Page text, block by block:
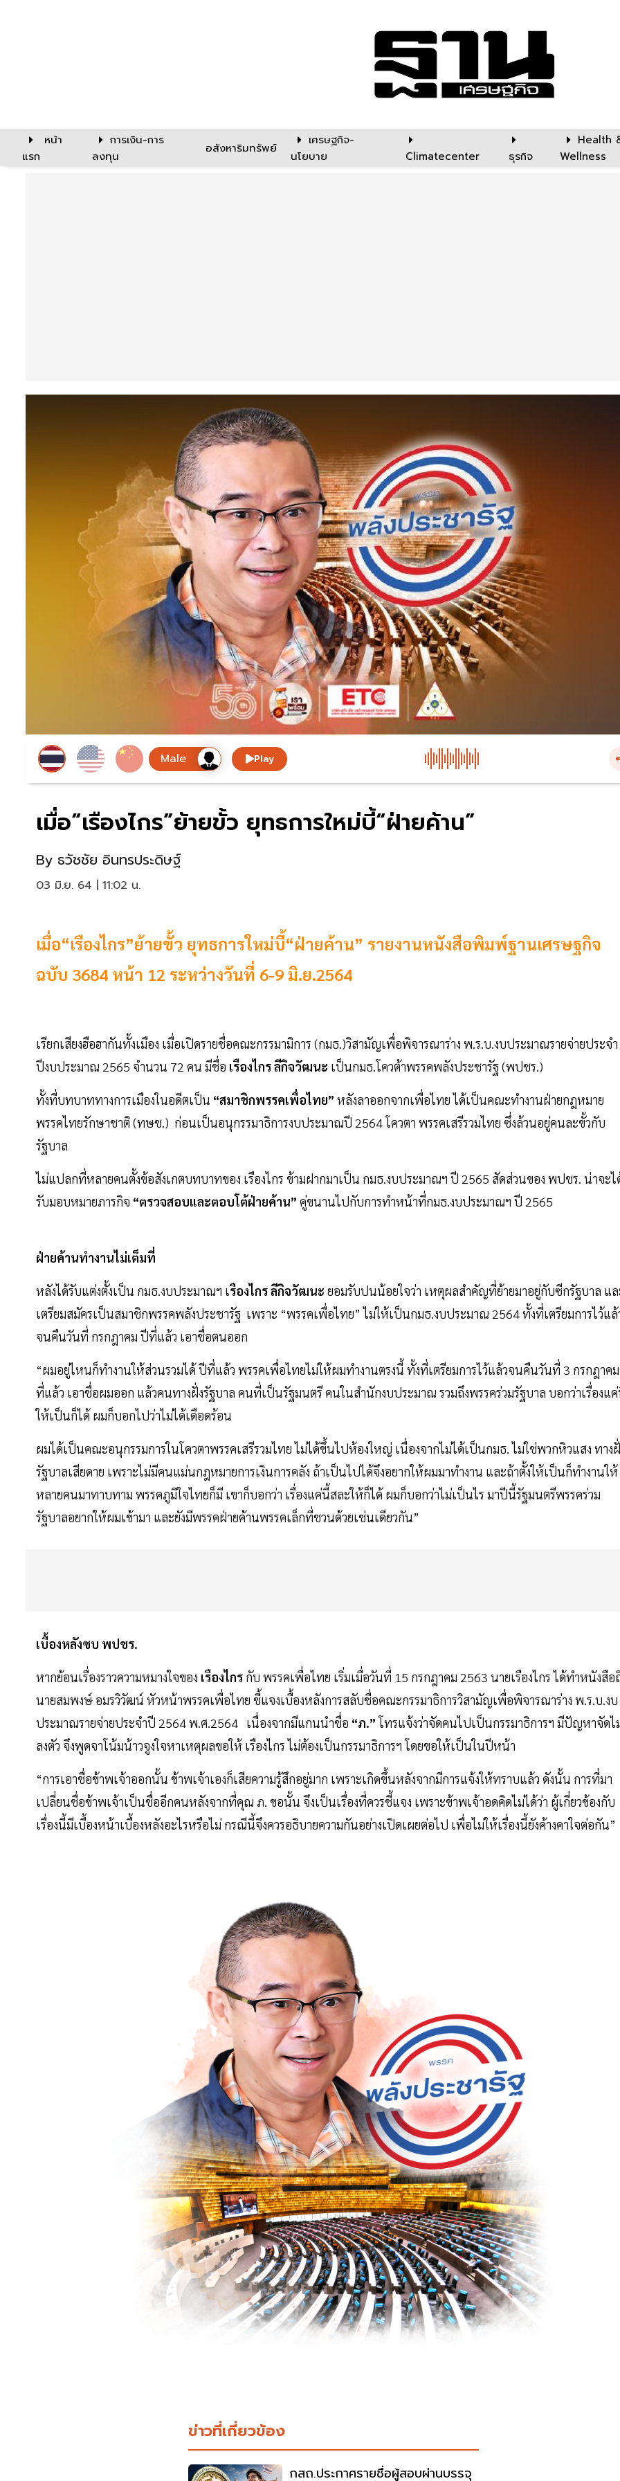
หน้า
แรก
การเงิน-การ
ลงทุน
อสังหาริมทรัพย์
เศรษฐกิจ-
นโยบาย
Climatecenter ธุรกิจ
Health
Wellness
Play
เมื่อ“เรืองไกร”ย้ายขั้ว ยุทธการใหม่บี้“ฝ่ายค้าน”
By ธวัชชัย อินทรประดิษฐ์
03 มิ.ย. 64 | 11:02 น.
เมื่อ“เรืองไกร”ย้ายขั้ว ยุทธการใหม่บี้“ฝ่ายค้าน” รายงานหนังสือพิมพ์ฐานเศรษฐกิจ
ฉบับ 3684 หน้า 12 ระหว่างวันที่ 6-9 มิ.ย.2564
เรียกเสียงฮือฮากันทั้งเมือง เมื่อเปิดรายชื่อคณะกรรมามิการ (กมธ.)วิสามัญเพื่อพิจารณาร่าง พ.ร.บ.งบประมาณรายจ่ายประจำ
ปีงบประมาณ 2565 จำนวน 72 คน มีชื่อ เรืองไกร ลีกิจวัฒนะ เป็นกมธ.โควต้าพรรคพลังประชารัฐ (พปชร.)
ทั้งที่บทบาททางการเมืองในอดีตเป็น “สมาชิกพรรคเพื่อไทย” หลังลาออกจากเพื่อไทย ได้เป็นคณะทำงานฝ่ายกฎหมาย
พรรคไทยรักษาชาติ (ทษช.) ก่อนเป็นอนุกรรมาธิการงบประมาณปี 2564 โควตา พรรคเสรีรวมไทย ซึ่งล้วนอยู่คนละขั้วกับ
รัฐบาล
ไม่แปลกที่หลายคนตั้งข้อสังเกตบทบาทของ เรืองไกร ข้ามฝากมาเป็น กมธ.งบประมาณฯ ปี 2565 สัดส่วนของ พปชร. น่าจะไ
รับมอบหมายภารกิจ “ตรวจสอบและตอบโต้ฝ่ายค้าน” คู่ขนานไปกับการทำหน้าที่กมธ.งบประมาณฯ ปี 2565
ฝ่ายค้านทำงานไม่เต็มที่
หลังได้รับแต่งตั้งเป็น กมธ.งบประมาณฯ เรืองไกร ลีกิจวัฒนะ ยอมรับปนน้อยใจว่า เหตุผลสำคัญที่ย้ายมาอยู่กับซีกรัฐบาล แ
เตรียมสมัครเป็นสมาชิกพรรคพลังประชารัฐ เพราะ “พรรคเพื่อไทย” ไม่ให้เป็นกมธ.งบประมาณ 2564 ทั้งที่เตรียมการไว้แล้
จนคืนวันที่ กรกฎาคม ปีที่แล้ว เอาชื่อตนออก
“ผมอยู่ไหนก็ทำงานให้ส่วนรวมได้ ปีที่แล้ว พรรคเพื่อไทยไม่ให้ผมทำงานตรงนี้ ทั้งที่เตรียมการไว้แล้วจนคืนวันที่ 3 กรกฎาค
ที่แล้ว เอาชื่อผมออก แล้วคนทางฝั่งรัฐบาล คนที่เป็นรัฐมนตรี คนในสำนักงบประมาณ รวมถึงพรรคร่วมรัฐบาล บอกว่าเรื่องแ
ให้เป็นก็ได้ ผมก็บอกไปว่าไม่ได้เดือดร้อน
ผมได้เป็นคณะอนุกรรมการในโควตาพรรคเสรีรวมไทย ไม่ได้ขึ้นไปห้องใหญ่ เนื่องจากไม่ได้เป็นกมธ. ไม่ใช่พวกหิวแสง ทาง
รัฐบาลเสียดาย เพราะไม่มีคนแม่นกฎหมายการเงินการคลัง ถ้าเป็นไปได้จึงอยากให้ผมมาทำงาน และถ้าตั้งให้เป็นก็ทำงานใ
หลายคนมาทาบทาม พรรคภูมิใจไทยก็มี เขาก็บอกว่า เรื่องแค่นี้สละให้ก็ได้ ผมก็บอกว่าไม่เป็นไร มาปีนี้รัฐมนตรีพรรคร่วม
รัฐบาลอยากให้ผมเข้ามา และยังมีพรรคฝ่ายค้านพรรคเล็กที่ชวนด้วยเช่นเดียวกัน”
เบื้องหลังซบ พปชร.
หากย้อนเรื่องราวความหมางใจของ เรืองไกร กับ พรรคเพื่อไทย เริ่มเมื่อวันที่ 15 กรกฎาคม 2563 นายเรืองไกร ได้ทำหนังสือ
นายสมพงษ์ อมรวิวัฒน์ หัวหน้าพรรคเพื่อไทย ชี้แจงเบื้องหลังการสลับชื่อคณะกรรมาธิการวิสามัญเพื่อพิจารณาร่าง พ.ร.บ.งบ
ประมาณรายจ่ายประจำปี 2564 พ.ศ.2564 เนื่องจากมีแกนนำชื่อ “ภ.”โทรแจ้งว่าจัดคนไปเป็นกรรมาธิการฯ มีปัญหาจัดไ
ลงตัว จึงพูดจาโน้มน้าวจูงใจหาเหตุผลขอให้ เรืองไกร ไม่ต้องเป็นกรรมาธิการฯ โดยขอให้เป็นในปีหน้า
“การเอาชื่อข้าพเจ้าออกนั้น ข้าพเจ้าเองก็เสียความรู้สึกอยู่มาก เพราะเกิดขึ้นหลังจากมีการแจ้งให้ทราบแล้ว ดังนั้น การที่มา
เปลี่ยนชื่อข้าพเจ้าเป็นชื่ออีกคนหลังจากที่คุณ ภ. ขอนั้น จึงเป็นเรื่องที่ควรชี้แจง เพราะข้าพเจ้าอดคิดไม่ได้ว่า ผู้เกี่ยวข้องกับ
เรื่องนี้มีเบื้องหน้าเบื้องหลังอะไรหรือไม่ กรณีนี้จึงควรอธิบายความกันอย่างเปิดเผยต่อไป เพื่อไม่ให้เรื่องนี้ยังค้างคาใจต่อกัน”
ข่าวที่เกี่ยวข้อง
กสถ.ประกาศรายชื่อผู้สอบผ่านบรรจุ